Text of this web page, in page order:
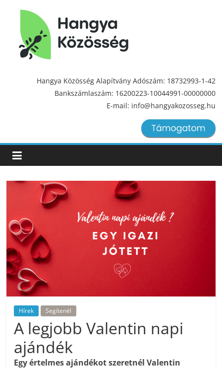
Hangya
Közösség
Hangya Közösség Alapítvány Adószám: 18732993-1-42
Bankszámlaszám: 16200223-10044991-00000000
E-mail: info@hangyakozosseg.hu
Hírek Segítenél
A legjobb Valentin napi
ajándék
Egy értelmes ajándékot szeretnél Valentin